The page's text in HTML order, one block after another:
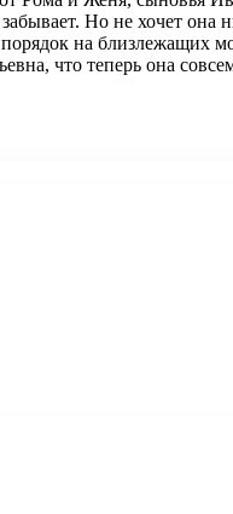
Но не хочет
на близлежащих
что теперь она